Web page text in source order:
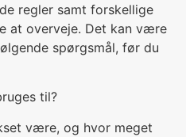
regler samt forskellige
at overveje. Det kan være
spørgsmål, før du
til?
være, og hvor meget